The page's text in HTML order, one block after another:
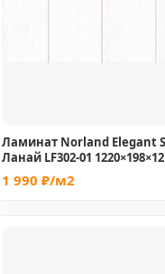
Ламинат Norland Elegant
Ланай LF302-01 1220×198×12
1 990 ₽/м2